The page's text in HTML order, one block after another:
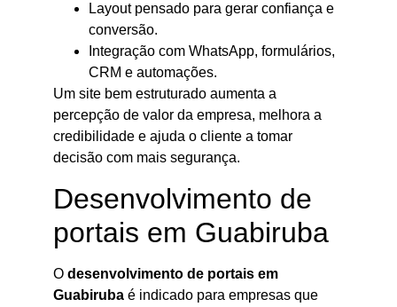
Layout pensado para gerar confiança e
conversão.
Integração com WhatsApp, formulários,
CRM e automações.
Um site bem estruturado aumenta a
percepção de valor da empresa, melhora a
credibilidade e ajuda o cliente a tomar
decisão com mais segurança.
Desenvolvimento de
portais em Guabiruba
O desenvolvimento de portais em
Guabiruba é indicado para empresas que